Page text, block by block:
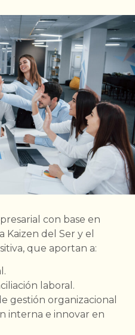
con base en
del Ser y el
que aportan a:
laboral.
gestión organizacional
interna e innovar en